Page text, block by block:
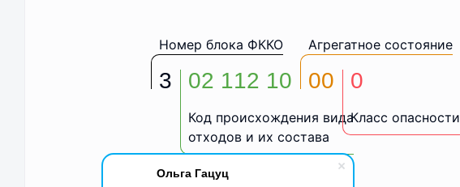
Ольга Гацуц
3
Номер блока ФККО
Код происхождения вида
отходов и их состава
02 112 10
Агрегатное состояние
00
Класс опасности
0